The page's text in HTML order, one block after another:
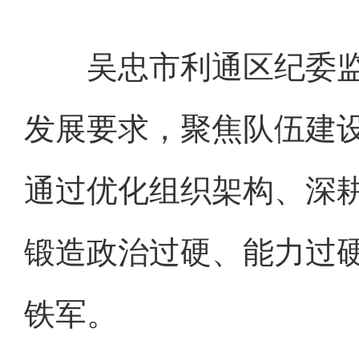
吴忠市利通区纪委监
发展要求，聚焦队伍建
通过优化组织架构、深
锻造政治过硬、能力过
铁军。